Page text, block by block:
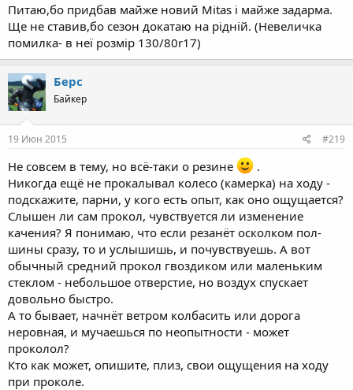
Питаю,бо придбав майже новий Mitas і майже задарма.
Ще не ставив,бо сезон докатаю на рідній. (Невеличка
помилка- в неї розмір 130/80r17)
Берс
Байкер
19 Июн 2015 #219
Не совсем в тему, но всё-таки о резине
.
Никогда ещё не прокалывал колесо (камерка) на ходу -
подскажите, парни, у кого есть опыт, как оно ощущается?
Слышен ли сам прокол, чувствуется ли изменение
качения? Я понимаю, что если резанёт осколком пол-
шины сразу, то и услышишь, и почувствуешь. А вот
обычный средний прокол гвоздиком или маленьким
стеклом - небольшое отверстие, но воздух спускает
довольно быстро.
А то бывает, начнёт ветром колбасить или дорога
неровная, и мучаешься по неопытности - может
проколол?
Кто как может, опишите, плиз, свои ощущения на ходу
при проколе.